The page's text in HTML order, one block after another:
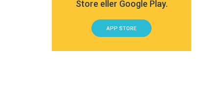
Store eller Google Play.
APP STORE